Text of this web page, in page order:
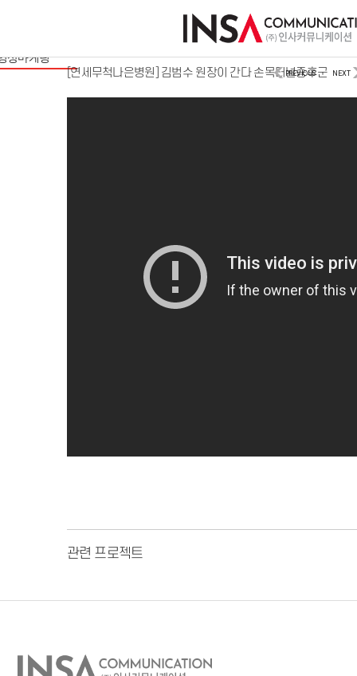
상마케팅
[연세무척나은병원] 김범수 원장이 간다 손목터널증후군
PREVIOUS NEXT
관련 프로젝트